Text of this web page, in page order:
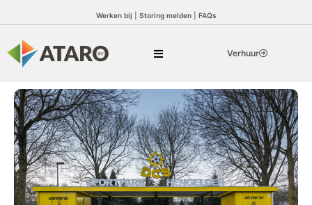
Werken bij Storing melden| FAQs
Verhuur